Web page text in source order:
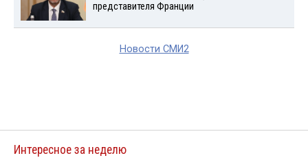
представителя Франции
Новости СМИ2
Интересное за неделю